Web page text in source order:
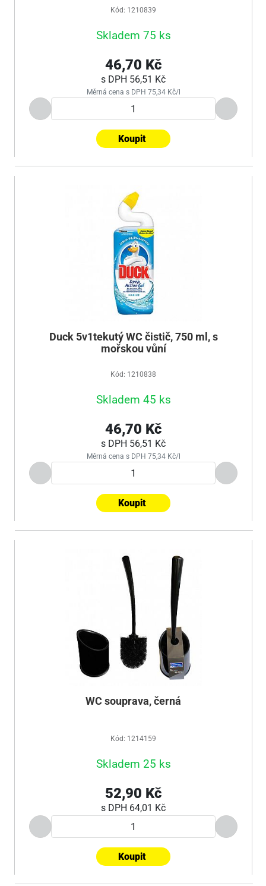
Kód: 1210839
Skladem 75 ks
46,70 Kč
s DPH 56,51 Kč
Měrná cena s DPH 75,34 Kč/l
Koupit
Duck 5v1tekutý WC čistič, 750 ml, s
mořskou vůní
Kód: 1210838
Skladem 45 ks
46,70 Kč
s DPH 56,51 Kč
Měrná cena s DPH 75,34 Kč/l
Koupit
WC souprava, černá
Kód: 1214159
Skladem 25 ks
52,90 Kč
s DPH 64,01 Kč
Koupit